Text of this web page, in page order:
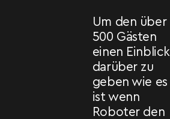
Um den über
500 Gästen
einen Einblick
darüber zu
geben wie es
ist wenn
Roboter den